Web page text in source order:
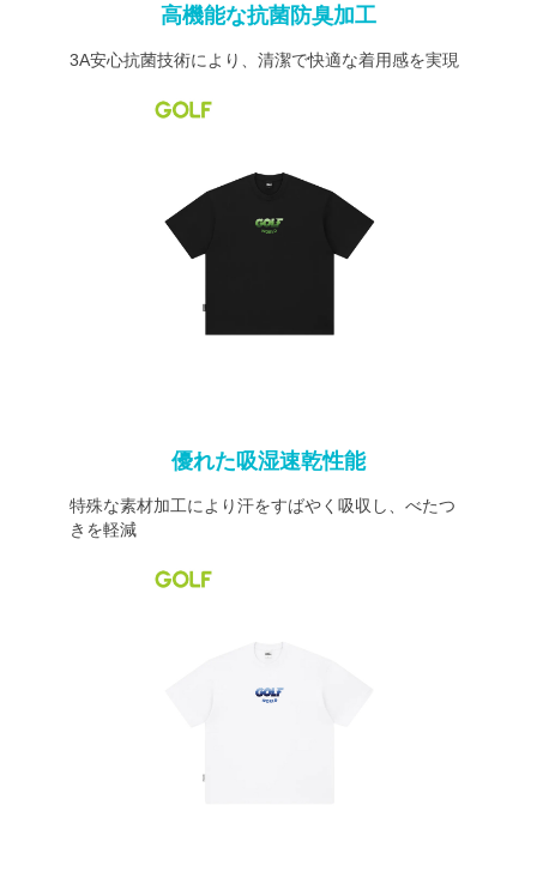
高機能な抗菌防臭加工
3A安心抗菌技術により、清潔で快適な着用感を実現
優れた吸湿速乾性能
特殊な素材加工により汗をすばやく吸収し、べたつ
きを軽減